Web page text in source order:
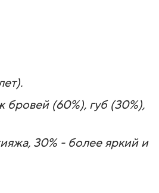
(60%), губ (30%),
30% - более яркий и